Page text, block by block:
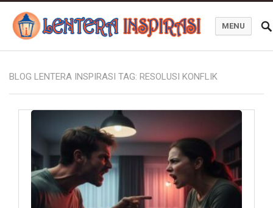
MENU
BLOG LENTERA INSPIRASI TAG: RESOLUSI KONFLIK